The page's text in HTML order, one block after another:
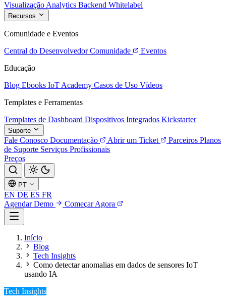
Visualização Analytics Backend Whitelabel
Recursos
Comunidade e Eventos
Central do Desenvolvedor Comunidade
Eventos
Educação
Blog Ebooks IoT Academy Casos de Uso Vídeos
Templates e Ferramentas
Templates de Dashboard Dispositivos Integrados Kickstarter
Suporte
Fale Conosco Documentação Abrir um Ticket Parceiros Planos
de Suporte Serviços Profissionais
Preços
PT
EN DE ES FR
Agendar Demo
Começar Agora
Início
Blog
Tech Insights
Como detectar anomalias em dados de sensores IoT
usando IA
Tech Insights